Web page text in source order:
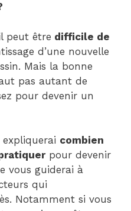
peut être difficile de
d’une nouvelle
Mais la bonne
pas autant de
pour devenir un
combien
pour devenir
vous guiderai à
qui
Notamment si vous